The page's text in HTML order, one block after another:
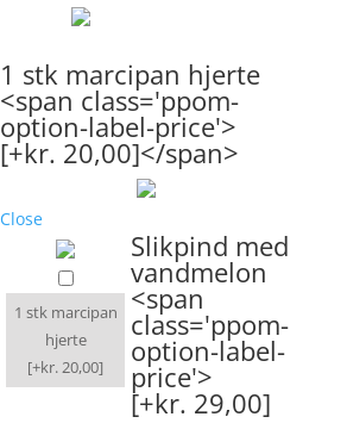
1 stk marcipan hjerte
<span class='ppom-
option-label-price'>
[+kr. 20,00]</span>
Close
1 stk marcipan
hjerte
[+kr. 20,00]
Slikpind med
vandmelon
<span
class='ppom-
option-label-
price'>
[+kr. 29,00]